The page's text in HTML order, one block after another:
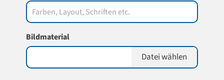
Bildmaterial
Datei wählen